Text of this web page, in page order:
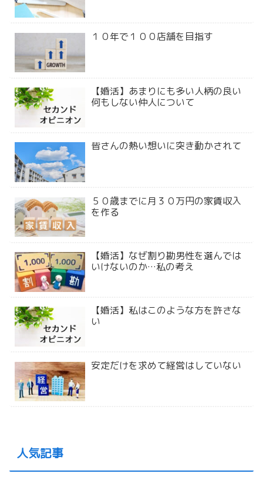
１０年で１００店舗を目指す
【婚活】あまりにも多い人柄の良い
何もしない仲人について
皆さんの熱い想いに突き動かされて
５０歳までに月３０万円の家賃収入
を作る
【婚活】なぜ割り勘男性を選んでは
いけないのか…私の考え
【婚活】私はこのような方を許さな
い
安定だけを求めて経営はしていない
人気記事